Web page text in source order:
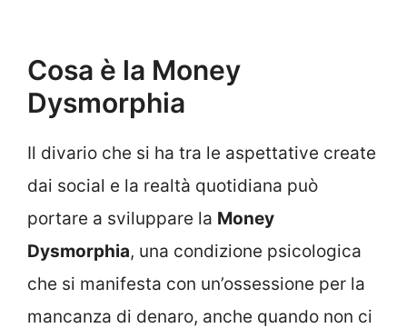
Cosa è la Money
Dysmorphia
Il divario che si ha tra le aspettative create
dai social e la realtà quotidiana può
portare a sviluppare la Money
Dysmorphia, una condizione psicologica
che si manifesta con un’ossessione per la
mancanza di denaro, anche quando non ci